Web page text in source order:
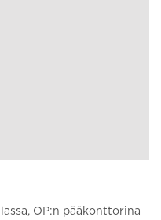
OP:n pääkonttorina